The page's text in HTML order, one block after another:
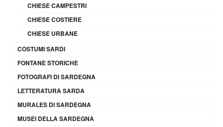
CHIESE CAMPESTRI
CHIESE COSTIERE
CHIESE URBANE
COSTUMI SARDI
FONTANE STORICHE
FOTOGRAFI DI SARDEGNA
LETTERATURA SARDA
MURALES DI SARDEGNA
MUSEI DELLA SARDEGNA